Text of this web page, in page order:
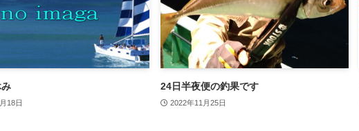
18日
24日半夜便の釣果です
2022年11月25日